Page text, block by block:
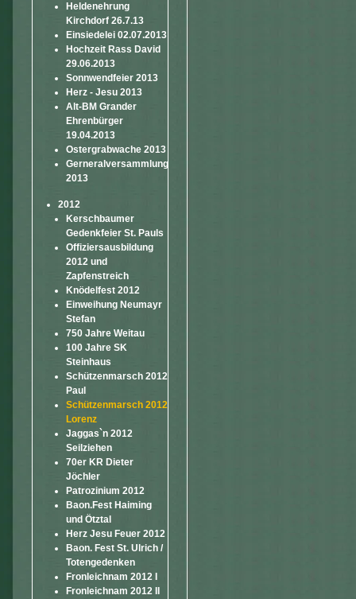
Heldenehrung
Kirchdorf 26.7.13
Einsiedelei 02.07.2013
Hochzeit Rass David
29.06.2013
Sonnwendfeier 2013
Herz - Jesu 2013
Alt-BM Grander
Ehrenbürger
19.04.2013
Ostergrabwache 2013
Gerneralversammlung
2013
2012
Kerschbaumer
Gedenkfeier St. Pauls
Offiziersausbildung
2012 und
Zapfenstreich
Knödelfest 2012
Einweihung Neumayr
Stefan
750 Jahre Weitau
100 Jahre SK
Steinhaus
Schützenmarsch 2012
Paul
Schützenmarsch 2012
Lorenz
Jaggas`n 2012
Seilziehen
70er KR Dieter
Jöchler
Patrozinium 2012
Baon.Fest Haiming
und Ötztal
Herz Jesu Feuer 2012
Baon. Fest St. Ulrich /
Totengedenken
Fronleichnam 2012 I
Fronleichnam 2012 II